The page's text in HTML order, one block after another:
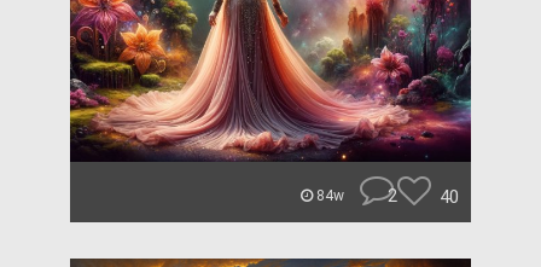
84w 2 40